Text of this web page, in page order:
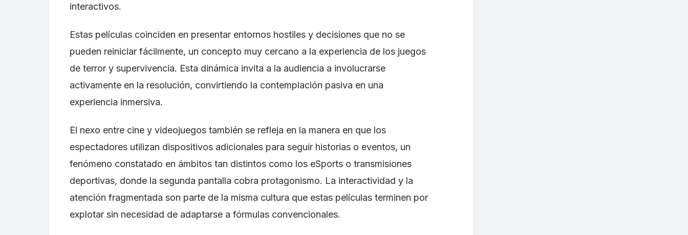
interactivos.
Estas películas coinciden en presentar entornos hostiles y decisiones que no se
pueden reiniciar fácilmente, un concepto muy cercano a la experiencia de los juegos
de terror y supervivencia. Esta dinámica invita a la audiencia a involucrarse
activamente en la resolución, convirtiendo la contemplación pasiva en una
experiencia inmersiva.
El nexo entre cine y videojuegos también se refleja en la manera en que los
espectadores utilizan dispositivos adicionales para seguir historias o eventos, un
fenómeno constatado en ámbitos tan distintos como los eSports o transmisiones
deportivas, donde la segunda pantalla cobra protagonismo. La interactividad y la
atención fragmentada son parte de la misma cultura que estas películas terminen por
explotar sin necesidad de adaptarse a fórmulas convencionales.